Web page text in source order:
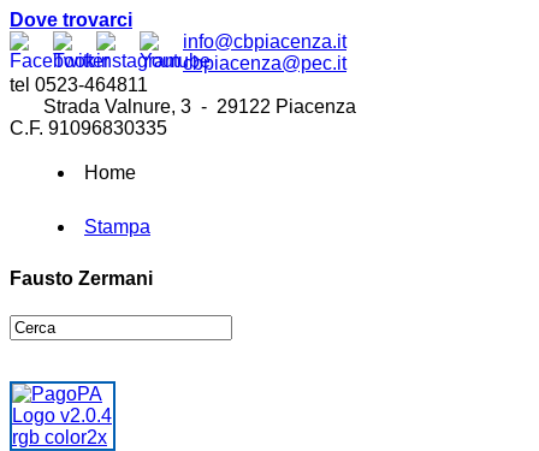
Dove trovarci
info@cbpiacenza.it
cbpiacenza@pec.it
tel 0523-464811
Strada Valnure, 3 - 29122 Piacenza
C.F. 91096830335
Home
Stampa
Fausto Zermani